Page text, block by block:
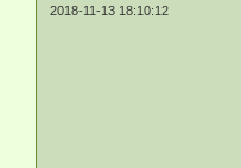
2018-11-13 18:10:12